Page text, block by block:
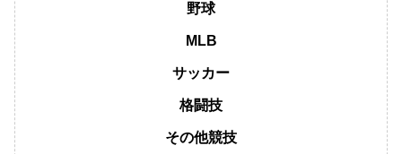
野球
MLB
サッカー
格闘技
その他競技